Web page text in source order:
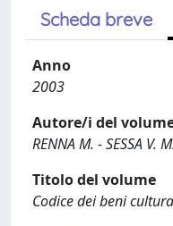
Scheda breve
Anno
2003
Autore/i del
RENNA M. - SESSA V.
Titolo del volume
Codice dei beni